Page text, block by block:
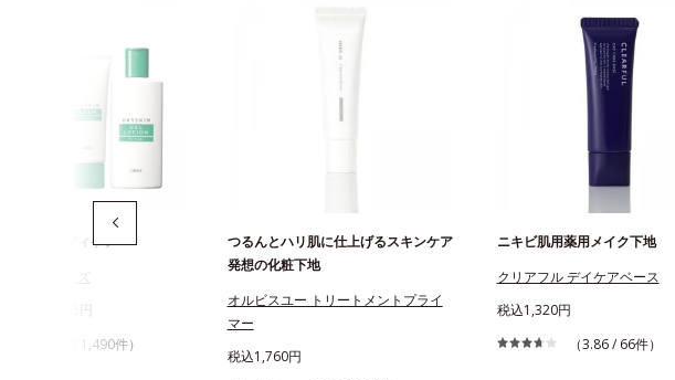
ためのボディケア
キンシリーズ
円～1,645円
（4.58 / 1,490件）
つるんとハリ肌に仕上げるスキンケア
発想の化粧下地
オルビスユー トリートメントプライ
マー
税込1,760円
ニキビ肌用薬用メイク下地
クリアフル デイケアベース
税込1,320円
（3.86 / 66件）